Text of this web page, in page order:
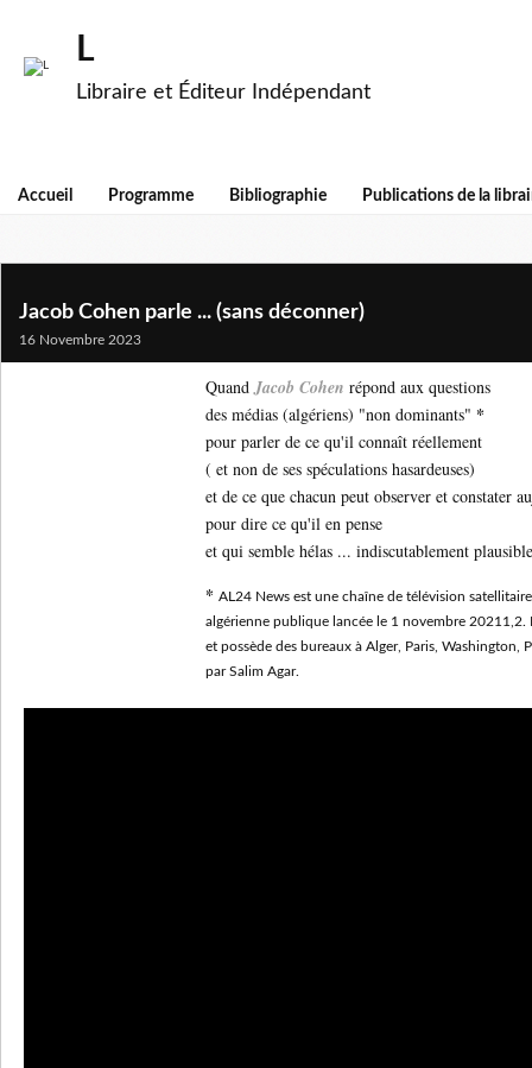
L
Libraire et Éditeur Indépendant
Accueil Programme Bibliographie Publications de la
Jacob Cohen parle ... (sans déconner)
16 Novembre 2023
QuandJacob Cohen répond aux questions
des médias (algériens) "non dominants" *
pour parler de ce qu'il connaît réellement
( et non de ses spéculations hasardeuses)
et de ce que chacun peut observer et constater
pour dire ce qu'il en pense
et qui semble hélas ... indiscutablement
* AL24 News est une chaîne de télévision
algérienne publique lancée le 1 novembre 20211,2.
et possède des bureaux à Alger, Paris, Washington,
par Salim Agar.